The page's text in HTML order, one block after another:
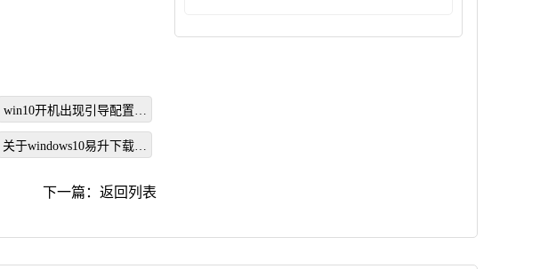
win10开机出现引导配置文
信息怎么解决
关于windows10易升下载教
下一篇：返回列表